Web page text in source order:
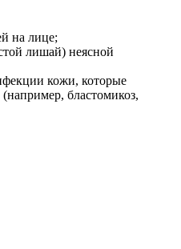
на лице;
лишай) неясной
кожи, которые
бластомикоз,